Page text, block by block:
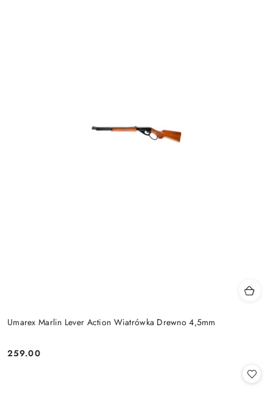
Umarex Marlin Lever Action Wiatrówka Drewno 4,5mm
Cena:
259.00